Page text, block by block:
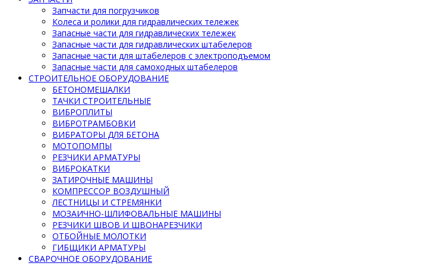
Запчасти для погрузчиков
Колеса и ролики для гидравлических тележек
Запасные части для гидравлических тележек
Запасные части для гидравлических штабелеров
Запасные части для штабелеров с электроподъемом
Запасные части для самоходных штабелеров
СТРОИТЕЛЬНОЕ ОБОРУДОВАНИЕ
БЕТОНОМЕШАЛКИ
ТАЧКИ СТРОИТЕЛЬНЫЕ
ВИБРОПЛИТЫ
ВИБРОТРАМБОВКИ
ВИБРАТОРЫ ДЛЯ БЕТОНА
МОТОПОМПЫ
РЕЗЧИКИ АРМАТУРЫ
ВИБРОКАТКИ
ЗАТИРОЧНЫЕ МАШИНЫ
КОМПРЕССОР ВОЗДУШНЫЙ
ЛЕСТНИЦЫ И СТРЕМЯНКИ
МОЗАИЧНО-ШЛИФОВАЛЬНЫЕ МАШИНЫ
РЕЗЧИКИ ШВОВ И ШВОНАРЕЗЧИКИ
ОТБОЙНЫЕ МОЛОТКИ
ГИБЩИКИ АРМАТУРЫ
СВАРОЧНОЕ ОБОРУДОВАНИЕ